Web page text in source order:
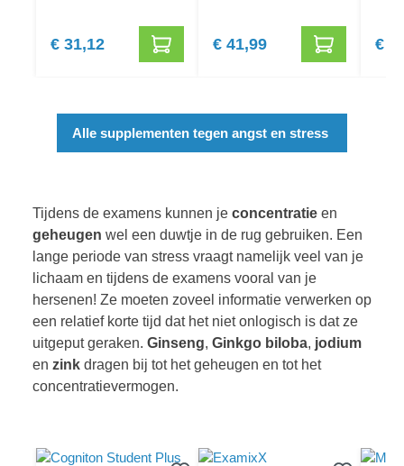
€ 31,12 € 41,99 €
Alle supplementen tegen angst en stress
Tijdens de examens kunnen je concentratie en
geheugen wel een duwtje in de rug gebruiken. Een
lange periode van stress vraagt namelijk veel van je
lichaam en tijdens de examens vooral van je
hersenen! Ze moeten zoveel informatie verwerken op
een relatief korte tijd dat het niet onlogisch is dat ze
uitgeput geraken. Ginseng, Ginkgo biloba, jodium
en zink dragen bij tot het geheugen en tot het
concentratievermogen.
component.cms.productGallery.skipProductGallery